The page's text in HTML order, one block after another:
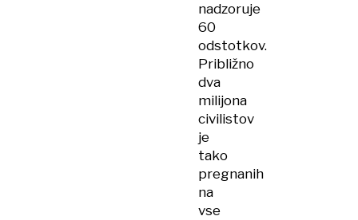
nadzoruje
60
odstotkov.
Približno
dva
milijona
civilistov
je
tako
pregnanih
na
vse